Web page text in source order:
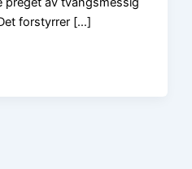
forstyrrer […]